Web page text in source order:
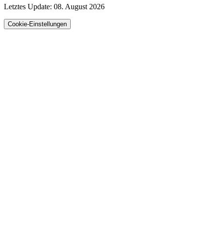
Letztes Update: 08. August 2026
Cookie-Einstellungen